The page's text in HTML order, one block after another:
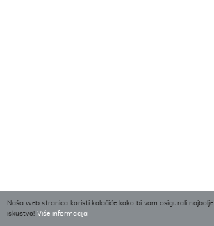
Naša web stranica koristi kolačiće kako bi vam osigurali najbolje
iskustvo! Više informacija